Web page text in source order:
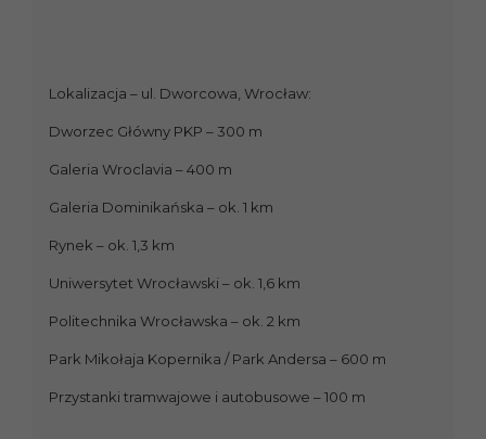
Lokalizacja – ul. Dworcowa, Wrocław:
Dworzec Główny PKP – 300 m
Galeria Wroclavia – 400 m
Galeria Dominikańska – ok. 1 km
Rynek – ok. 1,3 km
Uniwersytet Wrocławski – ok. 1,6 km
Politechnika Wrocławska – ok. 2 km
Park Mikołaja Kopernika / Park Andersa – 600 m
Przystanki tramwajowe i autobusowe – 100 m